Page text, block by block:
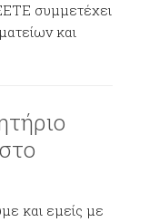
συμμετέχει
και
και εμείς με